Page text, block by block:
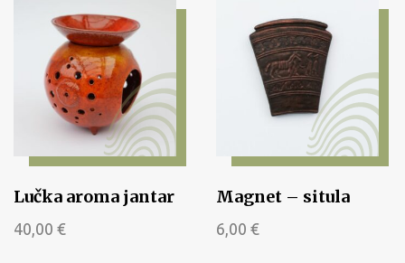
Lučka aroma jantar
40,00 €
Magnet – situla
6,00 €